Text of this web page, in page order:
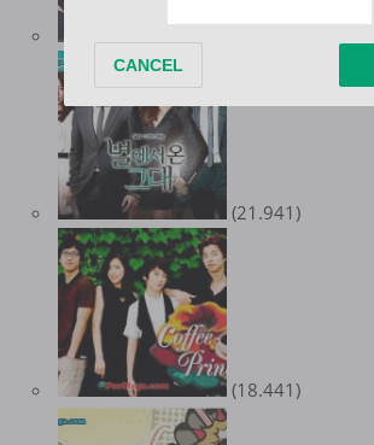
(21.941)
(18.441)